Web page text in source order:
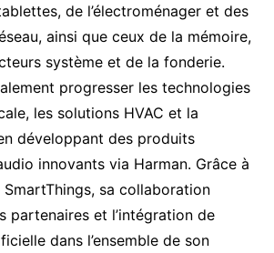
de l’électroménager et des
ainsi que ceux de la mémoire,
système et de la fonderie.
progresser les technologies
les solutions HVAC et la
développant des produits
innovants via Harman. Grâce à
sa collaboration
partenaires et l’intégration de
dans l’ensemble de son